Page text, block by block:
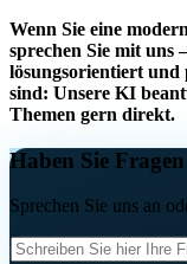
Wenn Sie eine
sprechen Sie mit uns
lösungsorientiert und
sind: Unsere KI
Themen gern direkt.
Haben Sie
Sprechen Sie uns an